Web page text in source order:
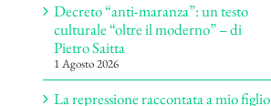
Decreto “anti-maranza”: un testo
culturale “oltre il moderno” – di
Pietro Saitta
1 Agosto 2026
La repressione raccontata a mio figlio